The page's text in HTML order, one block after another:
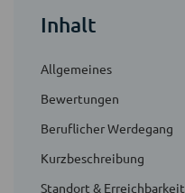
Inhalt
Allgemeines
Bewertungen
Beruflicher Werdegang
Kurzbeschreibung
Standort & Erreichbarkeit